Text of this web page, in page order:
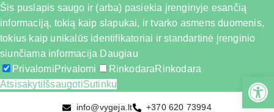
Šis puslapis saugo ir (arba) pasiekia įrenginyje esančią
informaciją, tokią kaip slapukai, ir tvarko asmens duomenis,
tokius kaip unikalūs identifikatoriai ir standartinė įrenginio
siunčiama informacija Daugiau
PrivalomiPrivalomi RinkodaraRinkodara
Atsisakyti IšsaugotiSutinku
info@vygeja.lt +370 620 73994